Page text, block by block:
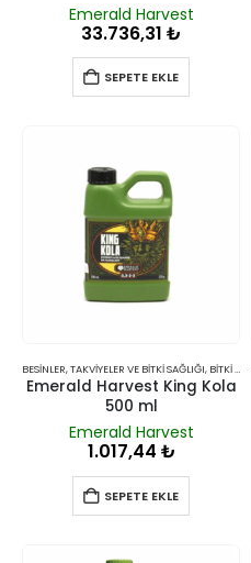
Emerald Harvest
33.736,31 ₺
SEPETE EKLE
BESINLER, TAKVIYELER VE BITKI SAĞLIĞI, BITKI BESINLERI VE TAKVIYELERI
Emerald Harvest King Kola
500 ml
Emerald Harvest
1.017,44 ₺
SEPETE EKLE